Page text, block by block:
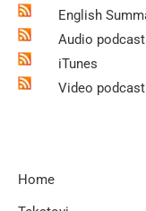
English
Audio podcast
iTunes
Video podcast
Home